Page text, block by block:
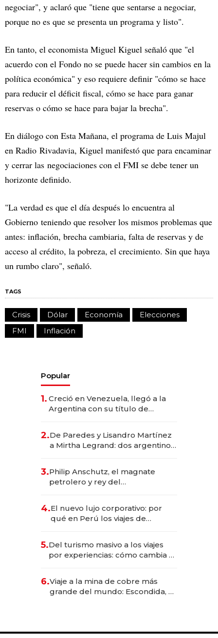
negociar", y aclaró que "tiene que sentarse a negociar,
porque no es que se presenta un programa y listo".
En tanto, el economista Miguel Kiguel señaló que "el
acuerdo con el Fondo no se puede hacer sin cambios en la
política económica" y eso requiere definir "cómo se hace
para reducir el déficit fiscal, cómo se hace para ganar
reservas o cómo se hace para bajar la brecha".
En diálogo con Esta Mañana, el programa de Luis Majul
en Radio Rivadavia, Kiguel manifestó que para encaminar
y cerrar las negociaciones con el FMI se debe tener un
horizonte definido.
"La verdad es que el día después lo encuentra al
Gobierno teniendo que resolver los mismos problemas que
antes: inflación, brecha cambiaria, falta de reservas y de
acceso al crédito, la pobreza, el crecimiento. Sin que haya
un rumbo claro", señaló.
TAGS
Crisis Dólar Economía
Elecciones
FMI
Inflación
Popular
1. Creció en Venezuela, llegó a la
Argentina con su título de
las marcas "fast premium"
2.De Paredes y Lisandro Martínez
a Mirtha Legrand: dos argentinos
3.Philip Anschutz, el magnate
petrolero y rey del
Fénix
4.El nuevo lujo corporativo: por
qué en Perú los viajes de
transformadoras
5.Del turismo masivo a los viajes
por experiencias: cómo cambia el
6.Viaje a la mina de cobre más
grande del mundo: Escondida, el